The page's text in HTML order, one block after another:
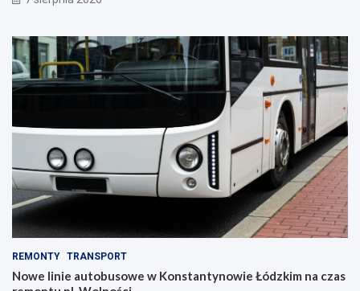
REMONTY TRANSPORT
Nowe linie autobusowe w Konstantynowie Łódzkim na czas